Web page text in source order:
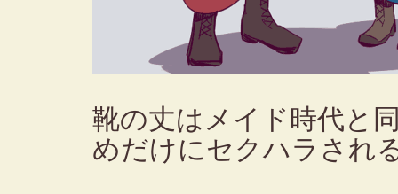
靴の丈はメイド時代と
めだけにセクハラされ